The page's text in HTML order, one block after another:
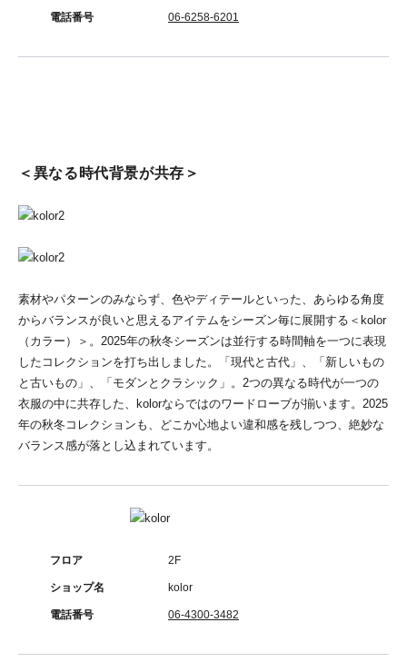
電話番号 06-6258-6201
＜異なる時代背景が共存＞
素材やパターンのみならず、色やディテールといった、あらゆる角度
からバランスが良いと思えるアイテムをシーズン毎に展開する＜kolor
（カラー）＞。2025年の秋冬シーズンは並行する時間軸を一つに表現
したコレクションを打ち出しました。「現代と古代」、「新しいもの
と古いもの」、「モダンとクラシック」。2つの異なる時代が一つの
衣服の中に共存した、kolorならではのワードローブが揃います。2025
年の秋冬コレクションも、どこか心地よい違和感を残しつつ、絶妙な
バランス感が落とし込まれています。
フロア 2F
ショップ名 kolor
電話番号 06-4300-3482